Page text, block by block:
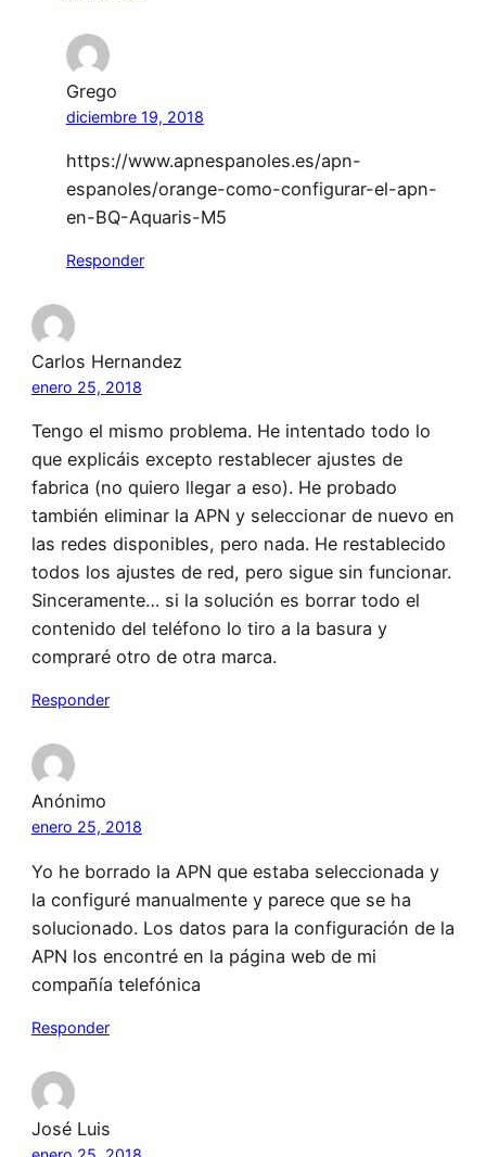
Grego
diciembre 19, 2018
https://www.apnespanoles.es/apn-
espanoles/orange-como-configurar-el-apn-
en-BQ-Aquaris-M5
Responder
Carlos Hernandez
enero 25, 2018
Tengo el mismo problema. He intentado todo lo
que explicáis excepto restablecer ajustes de
fabrica (no quiero llegar a eso). He probado
también eliminar la APN y seleccionar de nuevo en
las redes disponibles, pero nada. He restablecido
todos los ajustes de red, pero sigue sin funcionar.
Sinceramente… si la solución es borrar todo el
contenido del teléfono lo tiro a la basura y
compraré otro de otra marca.
Responder
Anónimo
enero 25, 2018
Yo he borrado la APN que estaba seleccionada y
la configuré manualmente y parece que se ha
solucionado. Los datos para la configuración de la
APN los encontré en la página web de mi
compañía telefónica
Responder
José Luis